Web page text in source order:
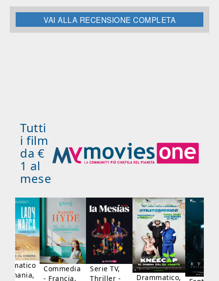
VAI ALLA RECENSIONE COMPLETA
Tutti
i film
da €
1 al
mese
Commedia
- Francia,
Serie TV,
Thriller -
Drammatico,